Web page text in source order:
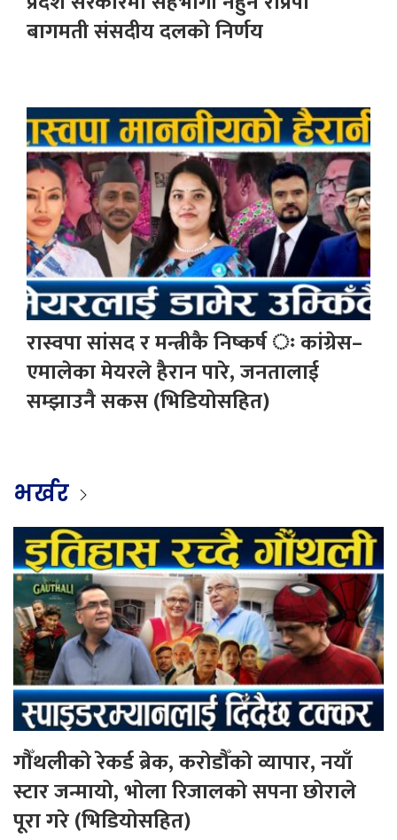
बागमती संसदीय दलको निर्णय
रास्वपा सांसद र मन्त्रीकै निष्कर्ष ः कांग्रेस–
एमालेका मेयरले हैरान पारे, जनतालाई
सम्झाउनै सकस (भिडियोसहित)
भर्खर
गौँथलीको रेकर्ड ब्रेक, करोडौँको व्यापार, नयाँ
स्टार जन्मायो, भोला रिजालको सपना छोराले
पूरा गरे (भिडियोसहित)